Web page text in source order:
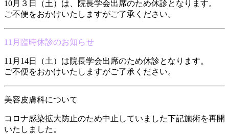
10月３日（土）は、院長学会出席のため休診となります。
ご不便をおかけいたしますがご了承ください。
11月臨時休診のお知らせ
11月14日（土）は院長学会出席のため休診となります。
ご不便をおかけいたしますがご了承ください。
美容皮膚科について
コロナ感染拡大防止のため中止していました下記施術を再開
いたしました。